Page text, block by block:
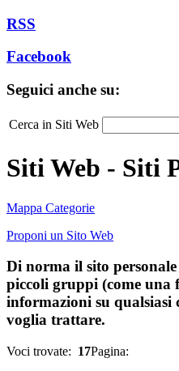
RSS
Facebook
Seguici anche su:
Cerca in Siti Web
Siti Web - Siti
Mappa Categorie
Proponi un Sito Web
Di norma il sito
piccoli gruppi (come una
informazioni su
voglia trattare.
Voci trovate: 17Pagina: